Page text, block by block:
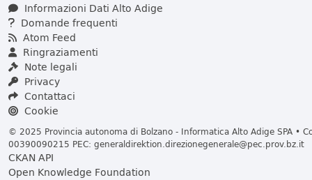
Informazioni Dati Alto Adige
Domande frequenti
Atom Feed
Ringraziamenti
Note legali
Privacy
Contattaci
Cookie
© 2025 Provincia autonoma di Bolzano - Informatica Alto Adige SPA •
00390090215 PEC: generaldirektion.direzionegenerale@pec.prov.bz.it
CKAN API
Open Knowledge Foundation